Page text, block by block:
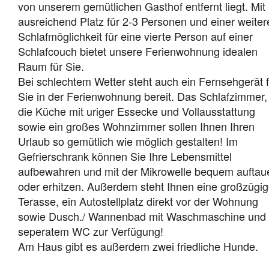
von unserem gemütlichen Gasthof entfernt liegt. Mit
ausreichend Platz für 2-3 Personen und einer
Schlafmöglichkeit für eine vierte Person auf einer
Schlafcouch bietet unsere Ferienwohnung idealen
Raum für Sie.
Bei schlechtem Wetter steht auch ein Fernsehgerät
Sie in der Ferienwohnung bereit. Das Schlafzimmer,
die Küche mit uriger Essecke und Vollausstattung
sowie ein großes Wohnzimmer sollen Ihnen Ihren
Urlaub so gemütlich wie möglich gestalten! Im
Gefrierschrank können Sie Ihre Lebensmittel
aufbewahren und mit der Mikrowelle bequem
oder erhitzen. Außerdem steht Ihnen eine
Terasse, ein Autostellplatz direkt vor der Wohnung
sowie Dusch./ Wannenbad mit Waschmaschine und
seperatem WC zur Verfügung!
Am Haus gibt es außerdem zwei friedliche Hunde.